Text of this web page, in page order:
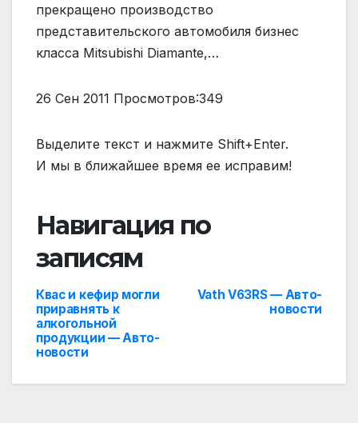
прекращено производство
представительского автомобиля бизнес
класса Mitsubishi Diamante,…
26 Сен 2011 Просмотров:349
Выделите текст и нажмите Shift+Enter.
И мы в ближайшее время ее исправим!
Навигация по
записям
Vath V63RS — Авто-
новости
Квас и кефир могли
приравнять к
алкогольной
продукции — Авто-
новости